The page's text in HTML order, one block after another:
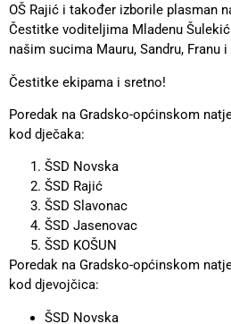
OŠ Rajić i također izborile plasman
Čestitke voditeljima Mladenu
našim sucima Mauru, Sandru, Franu i
Čestitke ekipama i sretno!
Poredak na Gradsko-općinskom
kod dječaka:
ŠSD Novska
ŠSD Rajić
ŠSD Slavonac
ŠSD Jasenovac
ŠSD KOŠUN
Poredak na Gradsko-općinskom
kod djevojčica:
ŠSD Novska